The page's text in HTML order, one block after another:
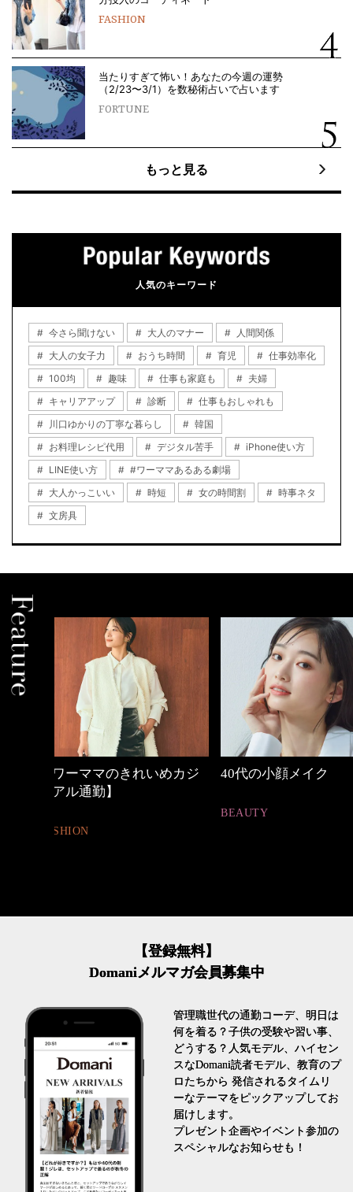
FASHION
当たりすぎて怖い！あなたの今週の運勢
（2/23〜3/1）を数秘術占いで占います
FORTUNE
もっと見る
人気のキーワード
今さら聞けない 大人のマナー
人間関係
大人の女子力
おうち時間 育児
仕事効率化
100均
趣味 仕事も家庭も
夫婦
キャリアアップ
診断
仕事もおしゃれも
川口ゆかりの丁寧な暮らし
韓国
お料理レシピ代用
デジタル苦手
iPhone使い方
LINE使い方
#ワーママあるある劇場
大人かっこいい
時短 女の時間割
時事ネタ
文房具
40代の小顔メイク 働く女性のバッグ
FASHION
【登録無料】
Domaniメルマガ会員募集中
管理職世代の通勤コーデ、明日は
何を着る？子供の受験や習い事、
どうする？人気モデル、ハイセン
スなDomani読者モデル、教育のプ
ロたちから 発信されるタイムリ
ーなテーマをピックアップしてお
届けします。
プレゼント企画やイベント参加の
スペシャルなお知らせも！